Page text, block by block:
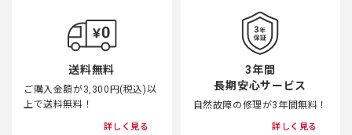
送料無料
ご購入金額が3,300円(税込)以
上で送料無料！
詳しく見る
3年間
長期安心サービス
自然故障の修理が3年間無料！
詳しく見る